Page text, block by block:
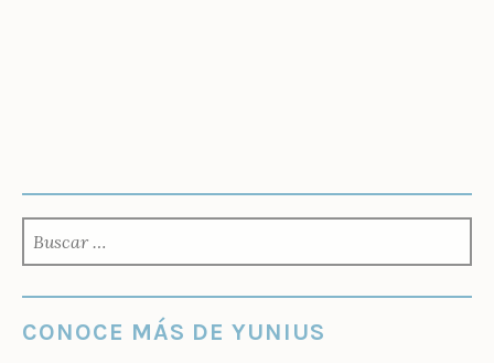
CONOCE MÁS DE YUNIUS